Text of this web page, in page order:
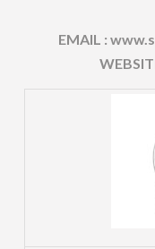
EMAIL :